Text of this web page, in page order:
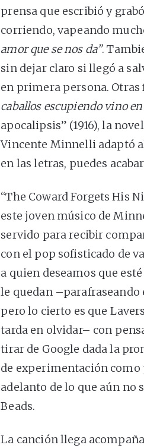
prensa que escribió y
corriendo, vapeando
amor que se nos da”.
sin dejar claro si llegó a
en primera persona.
caballos escupiendo vino
apocalipsis” (1916), la
Vincente Minnelli adaptó
en las letras, puedes
“The Coward Forgets His
este joven músico de
servido para recibir
con el pop sofisticado de
a quien deseamos que
le quedan
pero lo cierto es que
tarda en olvidar– con
tirar de Google dada la
de experimentación como
adelanto de lo que aún no
Beads.
La canción llega